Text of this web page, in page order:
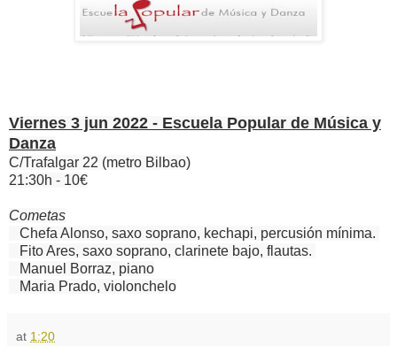
Viernes 3 jun 2022 - Escuela Popular de Música y
Danza
C/Trafalgar 22 (metro Bilbao)
21:30h - 10€
Cometas
Chefa Alonso, saxo soprano, kechapi, percusión mínima.
Fito Ares, saxo soprano, clarinete bajo, flautas.
Manuel Borraz, piano
Maria Prado, violonchelo
at 1:20